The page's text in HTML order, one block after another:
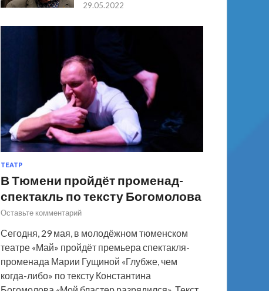
29.05.2022
ТЕАТР
В Тюмени пройдёт променад-
спектакль по тексту Богомолова
Оставьте комментарий
Сегодня, 29 мая, в молодёжном тюменском
театре «Май» пройдёт премьера спектакля-
променада Марии Гущиной «Глубже, чем
когда-либо» по тексту Константина